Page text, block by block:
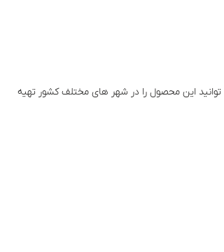
این محصول را در شهر های مختلف کشور تهیه